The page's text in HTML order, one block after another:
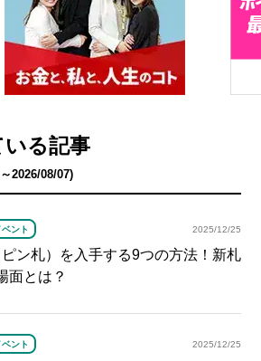
る記事
2026/08/07)
ント 2025/12/25
ン札）を入手する9つの方法！新札
面とは？
ント 2025/12/25